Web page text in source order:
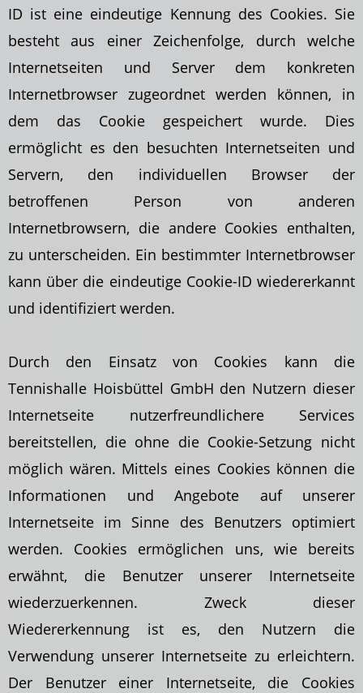
ID ist eine eindeutige Kennung des Cookies. Sie
besteht aus einer Zeichenfolge, durch welche
Internetseiten und Server dem konkreten
Internetbrowser zugeordnet werden können, in
dem das Cookie gespeichert wurde. Dies
ermöglicht es den besuchten Internetseiten und
Servern, den individuellen Browser der
betroffenen Person von anderen
Internetbrowsern, die andere Cookies enthalten,
zu unterscheiden. Ein bestimmter Internetbrowser
kann über die eindeutige Cookie-ID wiedererkannt
und identifiziert werden.
Durch den Einsatz von Cookies kann die
Tennishalle Hoisbüttel GmbH den Nutzern dieser
Internetseite nutzerfreundlichere Services
bereitstellen, die ohne die Cookie-Setzung nicht
möglich wären. Mittels eines Cookies können die
Informationen und Angebote auf unserer
Internetseite im Sinne des Benutzers optimiert
werden. Cookies ermöglichen uns, wie bereits
erwähnt, die Benutzer unserer Internetseite
wiederzuerkennen. Zweck dieser
Wiedererkennung ist es, den Nutzern die
Verwendung unserer Internetseite zu erleichtern.
Der Benutzer einer Internetseite, die Cookies